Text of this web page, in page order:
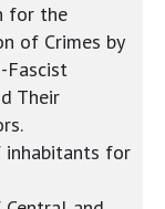
for the
of Crimes by
Fascist
Their
for